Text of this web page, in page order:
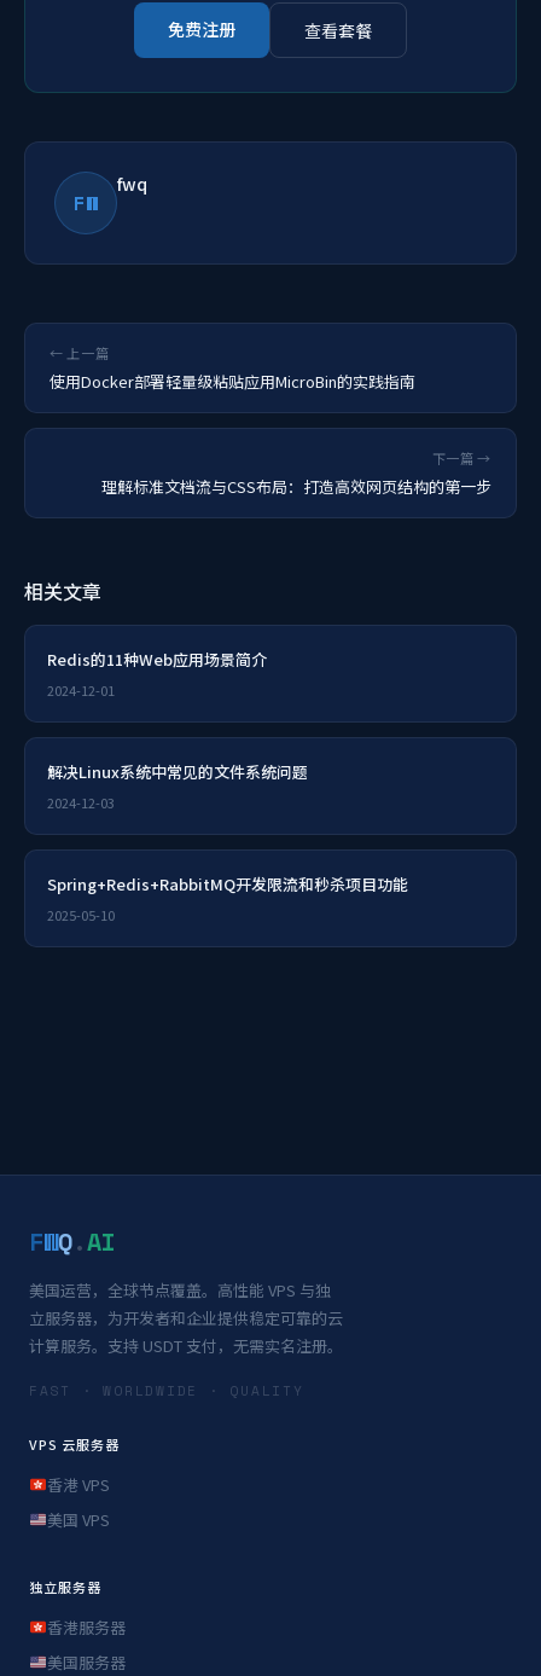
免费注册 查看套餐
FW
fwq
← 上一篇
使用Docker部署轻量级粘贴应用MicroBin的实践指南
下一篇 →
理解标准文档流与CSS布局：打造高效网页结构的第一步
相关文章
Redis的11种Web应用场景简介
2024-12-01
解决Linux系统中常见的文件系统问题
2024-12-03
Spring+Redis+RabbitMQ开发限流和秒杀项目功能
2025-05-10
FWQ.AI
美国运营，全球节点覆盖。高性能 VPS 与独
立服务器，为开发者和企业提供稳定可靠的云
计算服务。支持 USDT 支付，无需实名注册。
FAST · WORLDWIDE · QUALITY
VPS 云服务器
香港 VPS
美国 VPS
独立服务器
香港服务器
美国服务器